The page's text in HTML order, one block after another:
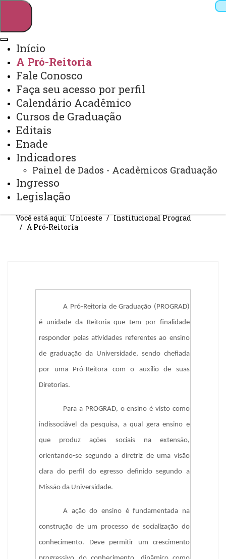
Webmail Sistemas
Telefones
Arquivo Virtual
Início
A Pró-Reitoria
Fale Conosco
Faça seu acesso por perfil
Calendário Acadêmico
Cursos de Graduação
Editais
Enade
Indicadores
Painel de Dados - Acadêmicos Graduação
Ingresso
Legislação
A PRÓ-REITORIA
Você está aqui: Unioeste
Institucional Prograd
A Pró-Reitoria
A Pró-Reitoria de Graduação (PROGRAD)
é unidade da Reitoria que tem por finalidade
responder pelas atividades referentes ao ensino
de graduação da Universidade, sendo chefiada
por uma Pró-Reitora com o auxílio de suas
Diretorias.
Para a PROGRAD, o ensino é visto como
indissociável da pesquisa, a qual gera ensino e
que produz ações sociais na extensão,
orientando-se segundo a diretriz de uma visão
clara do perfil do egresso definido segundo a
Missão da Universidade.
A ação do ensino é fundamentada na
construção de um processo de socialização do
conhecimento. Deve permitir um crescimento